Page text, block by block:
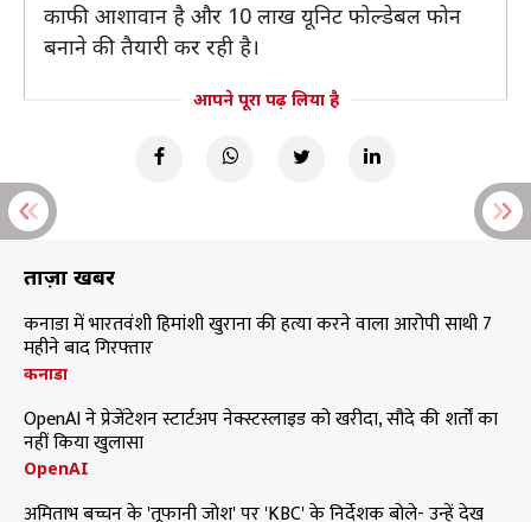
काफी आशावान है और 10 लाख यूनिट फोल्डेबल फोन
बनाने की तैयारी कर रही है।
आपने पूरा पढ़ लिया है
ताज़ा खबरें
कनाडा में भारतवंशी हिमांशी खुराना की हत्या करने वाला आरोपी साथी 7
महीने बाद गिरफ्तार
कनाडा
OpenAI ने प्रेजेंटेशन स्टार्टअप नेक्स्टस्लाइड को खरीदा, सौदे की शर्तों का
नहीं किया खुलासा
OpenAI
अमिताभ बच्चन के 'तूफानी जोश' पर 'KBC' के निर्देशक बोले- उन्हें देख